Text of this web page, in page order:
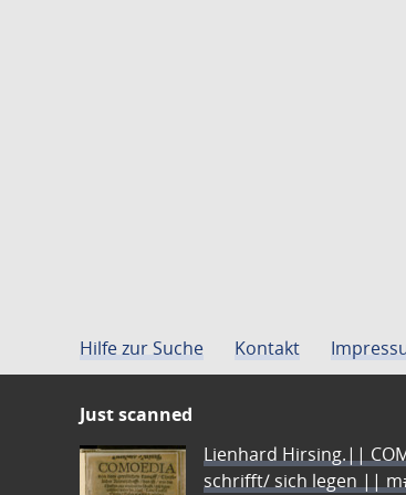
Hilfe zur Suche Kontakt
Just scanned
Lienhard Hirsing.||
schrifft/ sich legen ||